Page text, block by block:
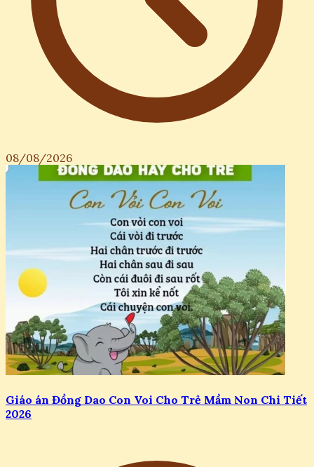
08/08/2026
Giáo án Đồng Dao Con Voi Cho Trẻ Mầm Non Chi Tiết
2026